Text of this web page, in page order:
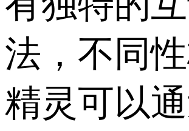
法，不同
精灵可以